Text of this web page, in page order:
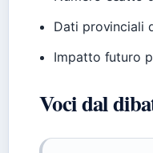
Dati provinciali
Impatto futuro
Voci dal